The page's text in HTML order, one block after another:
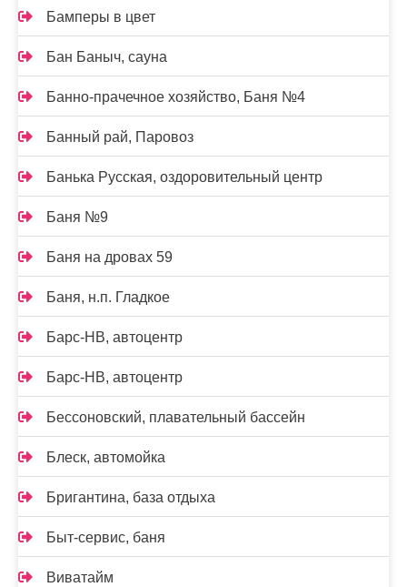
Бамперы в цвет
Бан Баныч, сауна
Банно-прачечное хозяйство, Баня №4
Банный рай, Паровоз
Банька Русская, оздоровительный центр
Баня №9
Баня на дровах 59
Баня, н.п. Гладкое
Барс-НВ, автоцентр
Барс-НВ, автоцентр
Бессоновский, плавательный бассейн
Блеск, автомойка
Бригантина, база отдыха
Быт-сервис, баня
Виватайм